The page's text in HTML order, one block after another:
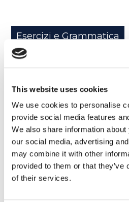
This website uses cookies
We use cookies to personalise
provide social media features
We also share information
our social media, advertising
may combine it with other
provided to them or that
of their services.
Esercizi e Grammatica
Architetto in Australia: la
READ MORE
02
APR